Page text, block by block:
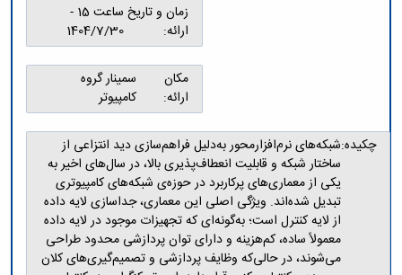
ارتباط
کارآموزی
بنیاد
ملی
زمان و تاریخ
ارائه:
ساعت 15 -
1404/7/30
مکان
ارائه:
سمینار گروه
کامپیوتر
چکیده:شبکه‌های نرم‌افزارمحور به‌دلیل فراهم‌سازی دید انتزاعی از
ساختار شبکه و قابلیت انعطاف‌پذیری بالا، در سال‌های اخیر به
یکی از معماری‌های پرکاربرد در حوزه‌ی شبکه‌های کامپیوتری
تبدیل شده‌اند. ویژگی اصلی این معماری، جداسازی لایه داده
از لایه کنترل است؛ به‌گونه‌ای که تجهیزات موجود در لایه داده
معمولاً ساده، کم‌هزینه و دارای توان پردازشی محدود طراحی
می‌شوند، در حالی‌که وظایف پردازشی و تصمیم‌گیری‌های کلان